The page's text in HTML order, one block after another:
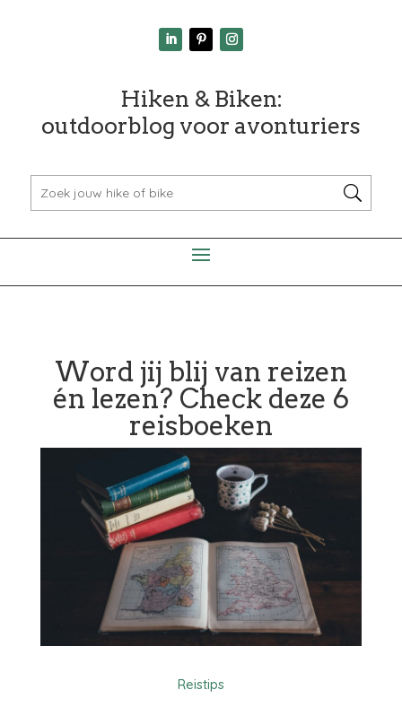
Hiken & Biken:
outdoorblog voor avonturiers
Word jij blij van reizen
én lezen? Check deze 6
reisboeken
Reistips